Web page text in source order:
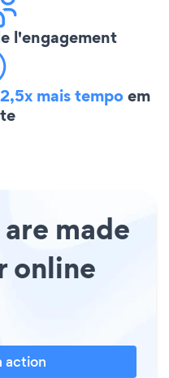
l'engagement
2,5x mais tempoem
made
online
action